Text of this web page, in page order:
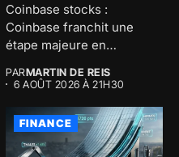
Coinbase stocks :
Coinbase franchit une
étape majeure en
PARMARTIN DE REIS
6 AOÛT 2026 À 21H30
FINANCE